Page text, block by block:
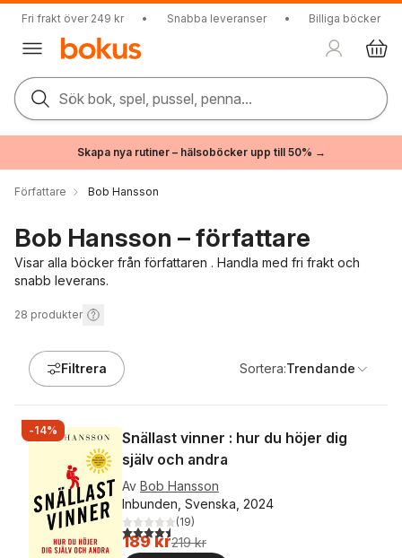
Fri frakt över 249 kr • Snabba leveranser • Billiga böcker
Sök bok, spel, pussel, penna...
Skapa nya rutiner – hälsoböcker upp till 50% →
Författare Bob Hansson
Bob Hansson – författare
Visar alla böcker från författaren . Handla med fri frakt och
snabb leverans.
28 produkter
Filtrera Sortera:Trendande
-14%
Snällast vinner : hur du höjer dig
själv och andra
Av Bob Hansson
Inbunden, Svenska, 2024
4,5utav 5 stjärnor. Totalt antal röster:
(19)
189 kr219 kr